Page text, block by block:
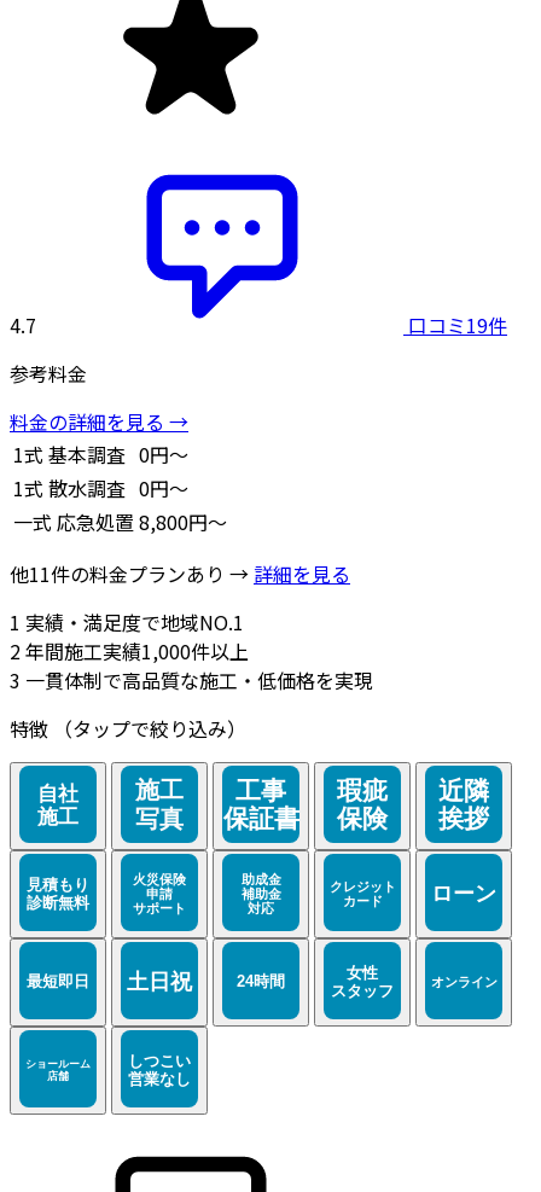
4.7
口コミ19件
参考料金
料金の詳細を見る →
1式 基本調査 0円～
1式 散水調査 0円～
一式 応急処置 8,800円～
他11件の料金プランあり → 詳細を見る
1 実績・満足度で地域NO.1
2年間施工実績1,000件以上
3 一貫体制で高品質な施工・低価格を実現
特徴
（タップで絞り込み）